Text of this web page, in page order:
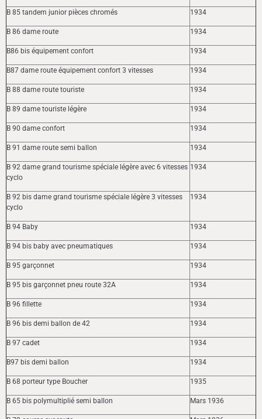
B 85 tandem junior pièces chromés 1934
B 86 dame route 1934
B86 bis équipement confort 1934
B87 dame route équipement confort 3 vitesses 1934
B 88 dame route touriste 1934
B 89 dame touriste légère 1934
B 90 dame confort 1934
B 91 dame route semi ballon 1934
B 92 dame grand tourisme spéciale légère avec 6 vitesses
cyclo
1934
B 92 bis dame grand tourisme spéciale légère 3 vitesses
cyclo
1934
B 94 Baby 1934
B 94 bis baby avec pneumatiques 1934
B 95 garçonnet 1934
B 95 bis garçonnet pneu route 32A 1934
B 96 fillette 1934
B 96 bis demi ballon de 42 1934
B 97 cadet 1934
B97 bis demi ballon 1934
B 68 porteur type Boucher 1935
B 65 bis polymultiplié semi ballon Mars 1936